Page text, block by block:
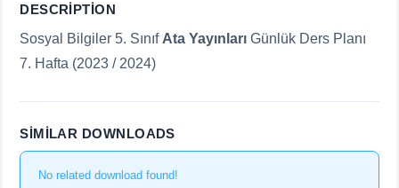
DESCRIPTION
Sosyal Bilgiler 5. Sınıf Ata YayınlarıGünlük Ders Planı
7. Hafta (2023 / 2024)
SIMILAR DOWNLOADS
No related download found!